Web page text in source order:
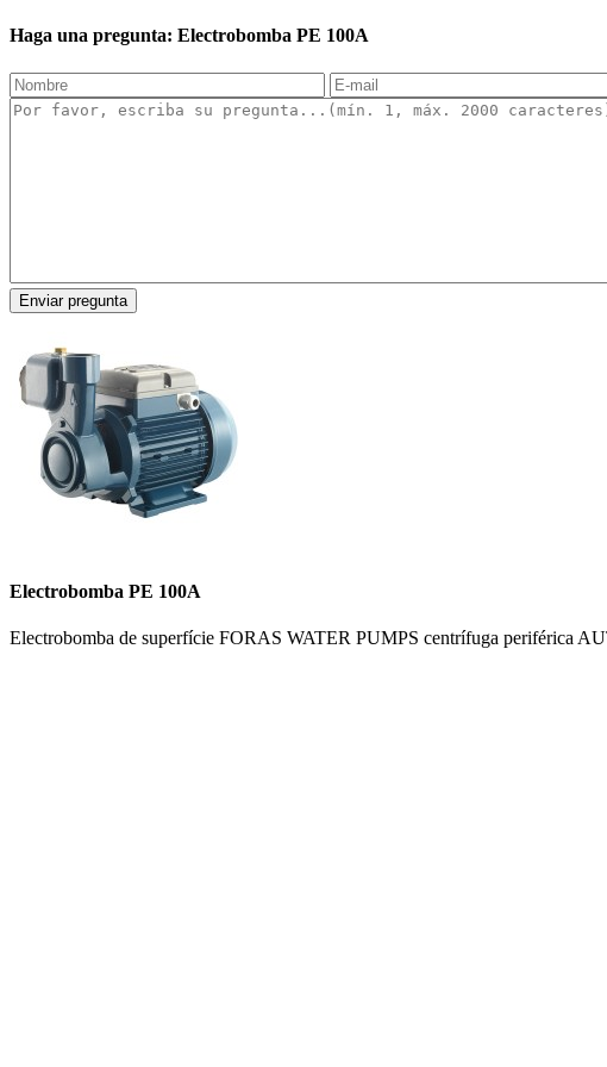
Haga una pregunta: Electrobomba PE 100A
Electrobomba PE 100A
Electrobomba de superfície FORAS WATER PUMPS centrífuga periférica